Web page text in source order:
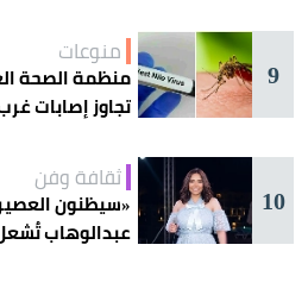
9
منوعات
منظمة الصحة
تجاوز إصابات غرب
10
ثقافة وفن
«سيظنون
عبدالوهاب